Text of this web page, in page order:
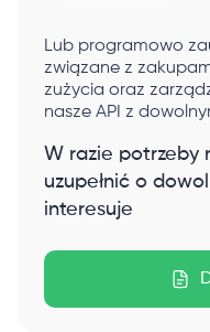
Lub programowo
związane z
zużycia oraz
nasze API z
W razie potrzeby
uzupełnić o
interesuje